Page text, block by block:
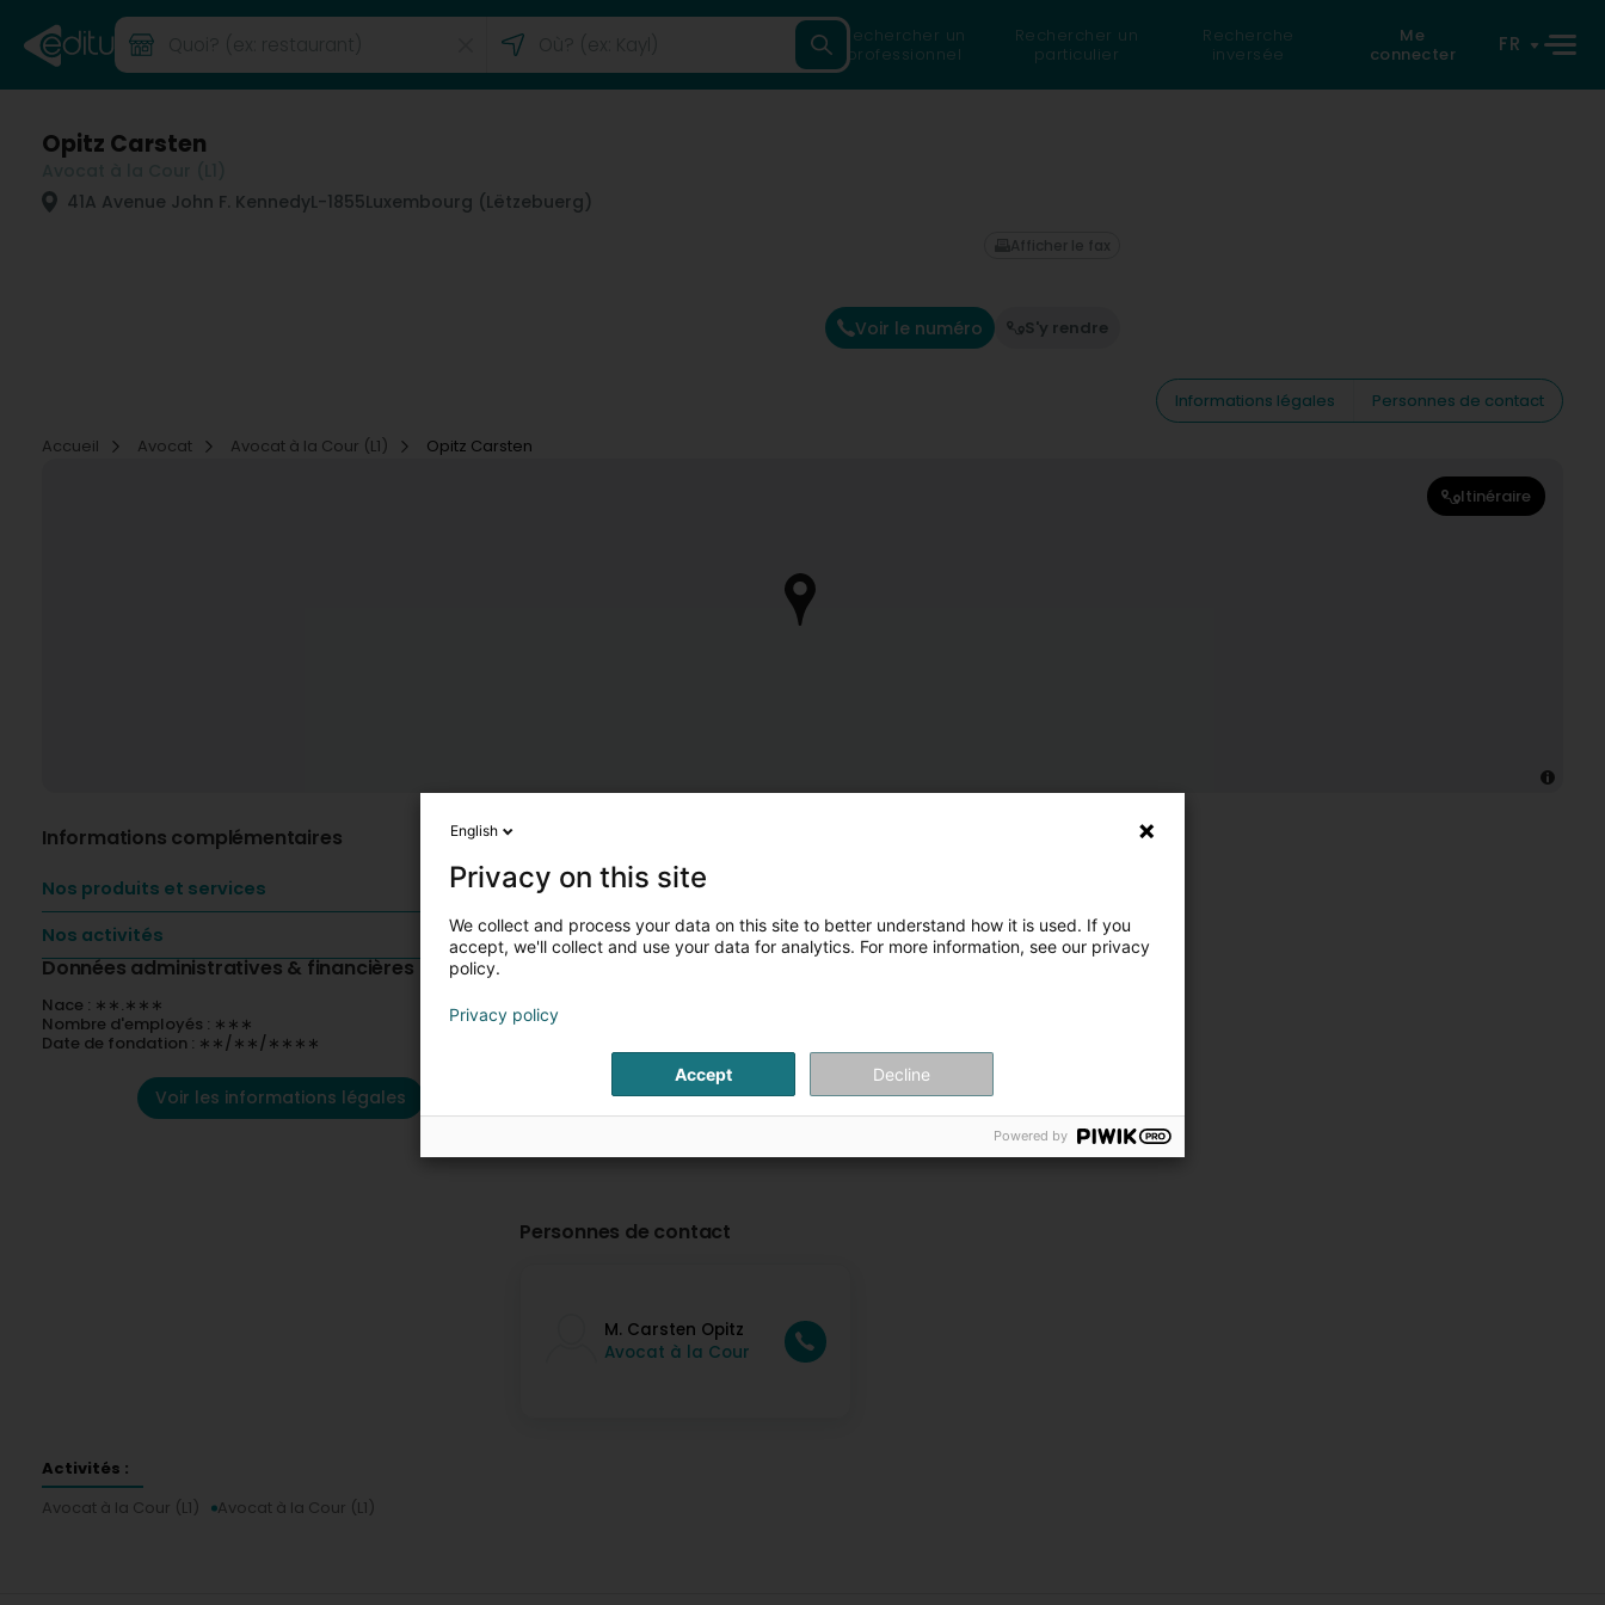
Rechercher un
professionnel
Rechercher un
particulier
Recherche
inversée
Me
connecter
FR
Opitz Carsten
41A Avenue John F. KennedyL-1855Luxembourg (Lëtzebuerg)
Voir le numéro S'y rendre
Afficher le fax
Informations légales
Personnes de contact
Accueil
Avocat Avocat à la Cour (L1) Opitz Carsten
Itinéraire
Informations complémentaires
Nos produits et services
Nos activités
Données administratives & financières
Nace : ∗∗.∗∗∗
Nombre d'employés : ∗∗∗
Date de fondation : ∗∗/∗∗/∗∗∗∗
Voir les informations légales
Personnes de contact
M. Carsten Opitz
Avocat à la Cour
Activités :
Avocat à la Cour (L1)
Avocat à la Cour (L1)
English
Privacy on this site
We collect and process your data on this site to better understand how it is used. If you
accept, we'll collect and use your data for analytics. For more information, see our privacy
policy.
Privacy policy
Accept Decline
Powered by